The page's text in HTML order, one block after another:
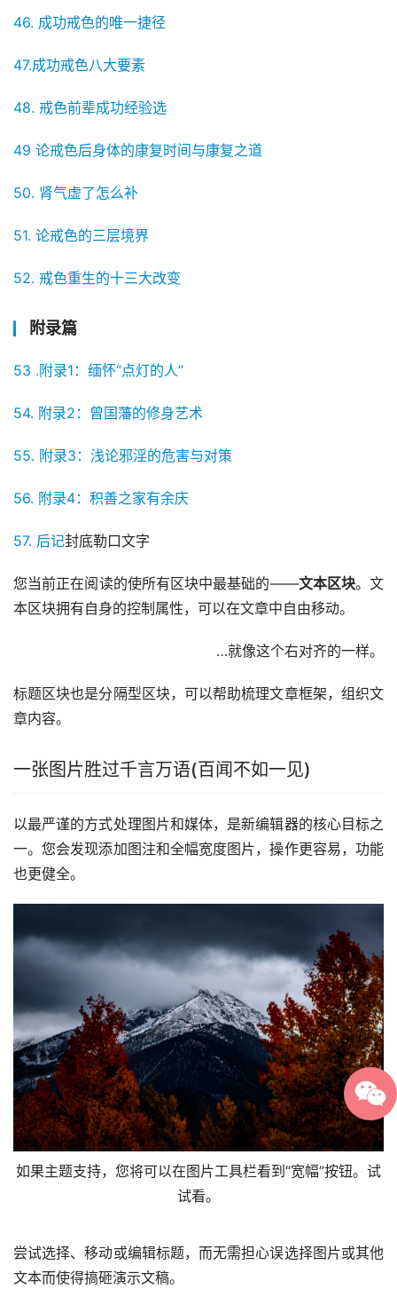
46. 成功戒色的唯一捷径
47.成功戒色八大要素
48. 戒色前辈成功经验选
49 论戒色后身体的康复时间与康复之道
50. 肾气虚了怎么补
51. 论戒色的三层境界
52. 戒色重生的十三大改变
附录篇
53 .附录1：缅怀“点灯的人”
54. 附录2：曾国藩的修身艺术
55. 附录3：浅论邪淫的危害与对策
56. 附录4：积善之家有余庆
57. 后记封底勒口文字
您当前正在阅读的使所有区块中最基础的——文本区块。文
本区块拥有自身的控制属性，可以在文章中自由移动。
…就像这个右对齐的一样。
标题区块也是分隔型区块，可以帮助梳理文章框架，组织文
章内容。
一张图片胜过千言万语(百闻不如一见)
以最严谨的方式处理图片和媒体，是新编辑器的核心目标之
一。您会发现添加图注和全幅宽度图片，操作更容易，功能
也更健全。
如果主题支持，您将可以在图片工具栏看到“宽幅”按钮。试
试看。
尝试选择、移动或编辑标题，而无需担心误选择图片或其他
文本而使得搞砸演示文稿。